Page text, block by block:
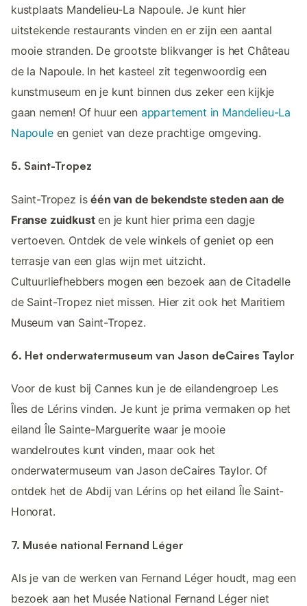
kustplaats Mandelieu-La Napoule. Je kunt hier
uitstekende restaurants vinden en er zijn een aantal
mooie stranden. De grootste blikvanger is het Château
de la Napoule. In het kasteel zit tegenwoordig een
kunstmuseum en je kunt binnen dus zeker een kijkje
gaan nemen! Of huur een appartement in Mandelieu-La
Napouleen geniet van deze prachtige omgeving.
5. Saint-Tropez
Saint-Tropez iséén van de bekendste steden aan de
Franse zuidkusten je kunt hier prima een dagje
vertoeven. Ontdek de vele winkels of geniet op een
terrasje van een glas wijn met uitzicht.
Cultuurliefhebbers mogen een bezoek aan de Citadelle
de Saint-Tropez niet missen. Hier zit ook het Maritiem
Museum van Saint-Tropez.
6. Het onderwatermuseum van Jason deCaires Taylor
Voor de kust bij Cannes kun je de eilandengroep Les
Îles de Lérins vinden. Je kunt je prima vermaken op het
eiland Île Sainte-Marguerite waar je mooie
wandelroutes kunt vinden, maar ook het
onderwatermuseum van Jason deCaires Taylor. Of
ontdek het de Abdij van Lérins op het eiland Île Saint-
Honorat.
7. Musée national Fernand Léger
Als je van de werken van Fernand Léger houdt, mag een
bezoek aan het Musée National Fernand Léger niet